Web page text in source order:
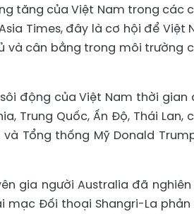
tăng của Việt Nam trong các
Times, đây là cơ hội để Việt
và cân bằng trong môi trường
động của Việt Nam thời gian
Trung Quốc, Ấn Độ, Thái Lan,
Tổng thống Mỹ Donald
gia người Australia đã
mạc Đối thoại Shangri-La phản